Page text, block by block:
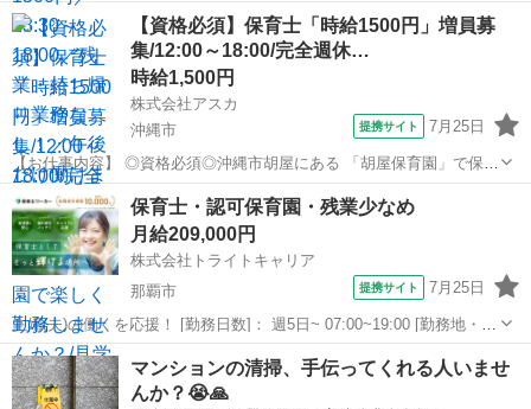
園です☆ ★ここがポイント★ 早番遅番ありません！ 定員18名の保育
園で 0～2歳児！ 扶養内・社保選べます♪ 土日祝休みです！ 残業持ち
帰り...
沖縄 うるま市 保育士
【資格必須】保育士「時給1500円」増員募
集/12:00～18:00/完全週休…
時給1,500円
株式会社アスカ
沖縄市
提携サイト 7月25日
【お仕事内容】 ◎資格必須◎沖縄市胡屋にある 「胡屋保育園」で保育
士さんを 募集しています(*^_^*) ☆彡 POINT ☆彡 ＝＝＝＝＝＝＝
＝＝＝＝＝＝＝ ・時給1500円 ・12:00～18:00の固定時間 ・完全...
沖縄 沖縄市 保育士
保育士・認可保育園・残業少なめ
月給209,000円
株式会社トライトキャリア
那覇市
提携サイト 7月25日
主婦(夫)の働くを応援！ [勤務日数]： 週5日~ 07:00~19:00 [勤務地・最
寄駅]： 沖縄県那覇市松山1-3-14 非公開 北国分駅徒歩12分／県庁前(沖
縄県)駅／美栄橋駅 [職種名]：保育士・認可保育園...
沖縄 那覇市
マンションの清掃、手伝ってくれる人いませ
んか？😭🙏